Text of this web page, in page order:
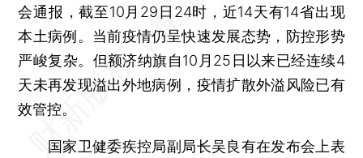
会通报，截至10月29日24时，近14天有14省出现
本土病例。当前疫情仍呈快速发展态势，防控形势
严峻复杂。但额济纳旗自10月25日以来已经连续4
天未再发现溢出外地病例，疫情扩散外溢风险已有
效管控。
国家卫健委疾控局副局长吴良有在发布会上表